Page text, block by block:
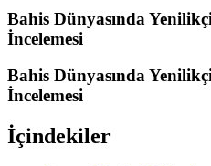
Bahis Dünyasında
İncelemesi
Bahis Dünyasında
İncelemesi
İçindekiler